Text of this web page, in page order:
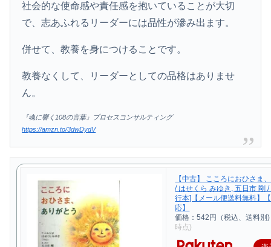
社会的な使命感や責任感を抱いていることが大切
で、志あふれるリーダーには品性が滲み出ます。
併せて、教養を身につけることです。
教養なくして、リーダーとしての品格はありませ
ん。
『魂に響く108の言葉』プロセスコンサルティング
https://amzn.to/3dwDydV
【中古】 こころにおひさま
/ はせくら みゆき, 五日市 剛
行本]【メール便送料無料】
応】
価格：542円（税込、送料別)
時点)